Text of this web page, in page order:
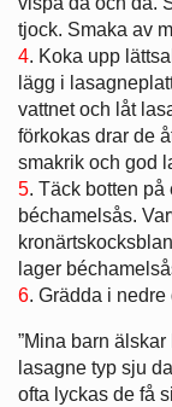
tjock. Smaka av
4. Koka upp
lägg i
vattnet och låt
förkokas drar de
smakrik och god
5. Täck botten på
béchamelsås.
lager
6. Grädda i
”Mina barn
lasagne typ sju
ofta lyckas de få